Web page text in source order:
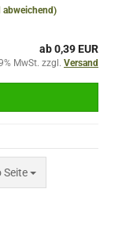
abweichend)
ab 0,39 EUR
MwSt. zzgl. Versand
Seite